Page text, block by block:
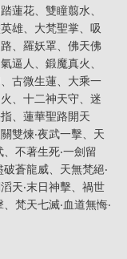
蓮花、雙瞳翦水、
雄、大梵聖掌、吸
、羅妖罩、佛天佛
逼人、鍛魔真火、
古微生蓮、大乘一
、十二神天守、迷
、蓮華聖路開天
雙煉‧夜武一擊、天
不著生死‧一劍留
蒼龍威、天無梵絕‧
天‧末日神擊、禍世
梵天七滅‧血道無悔‧